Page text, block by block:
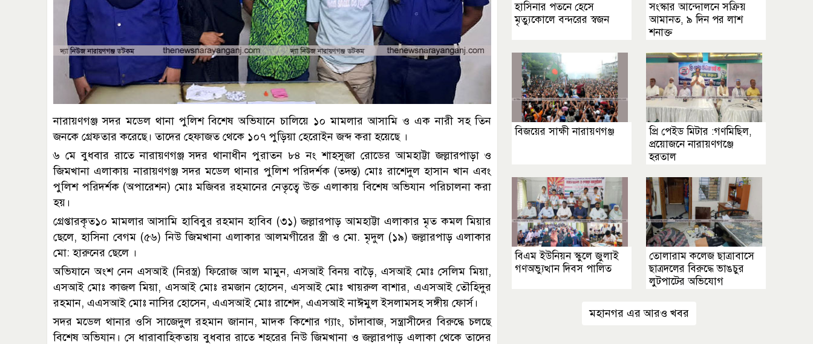
নারায়ণগঞ্জ সদর মডেল থানা পুলিশ বিশেষ অভিযানে চালিয়ে ১০ মামলার আসামি ও এক নারী সহ তিন
জনকে গ্রেফতার করেছে। তাদের হেফাজত থেকে ১০৭ পুড়িয়া হেরোইন জব্দ করা হয়েছে ।
৬ মে বুধবার রাতে নারায়ণগঞ্জ সদর থানাধীন পুরাতন ৮৪ নং শাহসুজা রোডের আমহাট্টা জল্লারপাড়া ও
জিমখানা এলাকায় নারায়ণগঞ্জ সদর মডেল থানার পুলিশ পরিদর্শক (তদন্ত) মোঃ রাশেদুল হাসান খান এবং
পুলিশ পরিদর্শক (অপারেশন) মোঃ মজিবর রহমানের নেতৃত্বে উক্ত এলাকায় বিশেষ অভিযান পরিচালনা করা
হয়।
গ্রেপ্তারকৃত১০ মামলার আসামি হাবিবুর রহমান হাবিব (৩১) জল্লারপাড় আমহাট্টা এলাকার মৃত কমল মিয়ার
ছেলে, হাসিনা বেগম (৫৬) নিউ জিমখানা এলাকার আলমগীরের স্ত্রী ও মো. মৃদুল (১৯) জল্লারপাড় এলাকার
মো: হারুনের ছেলে ।
অভিযানে অংশ নেন এসআই (নিরস্ত্র) ফিরোজ আল মামুন, এসআই বিনয় বাড়ৈ, এসআই মোঃ সেলিম মিয়া,
এসআই মোঃ কাজল মিয়া, এসআই মোঃ রমজান হোসেন, এসআই মোঃ খায়রুল বাশার, এএসআই তৌহিদুর
রহমান, এএসআই মোঃ নাসির হোসেন, এএসআই মোঃ রাশেদ, এএসআই নাঈমুল ইসলামসহ সঙ্গীয় ফোর্স।
সদর মডেল থানার ওসি সাজেদুল রহমান জানান, মাদক কিশোর গ্যাং, চাঁদাবাজ, সন্ত্রাসীদের বিরুদ্ধে চলছে
বিশেষ অভিযান। সে ধারাবাহিকতায় বুধবার রাতে শহরের নিউ জিমখানা ও জল্লারপাড় এলাকা থেকে তাদের
হাসিনার পতনে হেসে
মৃত্যুকোলে বন্দরের স্বজন
সংস্কার আন্দোলনে সক্রিয়
আমানত, ৯ দিন পর লাশ
শনাক্ত
বিজয়ের সাক্ষী নারায়ণগঞ্জ
প্রি পেইড মিটার :গণমিছিল,
প্রয়োজনে নারায়ণগঞ্জে
হরতাল
বিএম ইউনিয়ন স্কুলে জুলাই
গণঅভ্যুত্থান দিবস পালিত
তোলারাম কলেজ ছাত্রাবাসে
ছাত্রদলের বিরুদ্ধে ভাঙচুর
লুটপাটের অভিযোগ
মহানগর এর আরও খবর